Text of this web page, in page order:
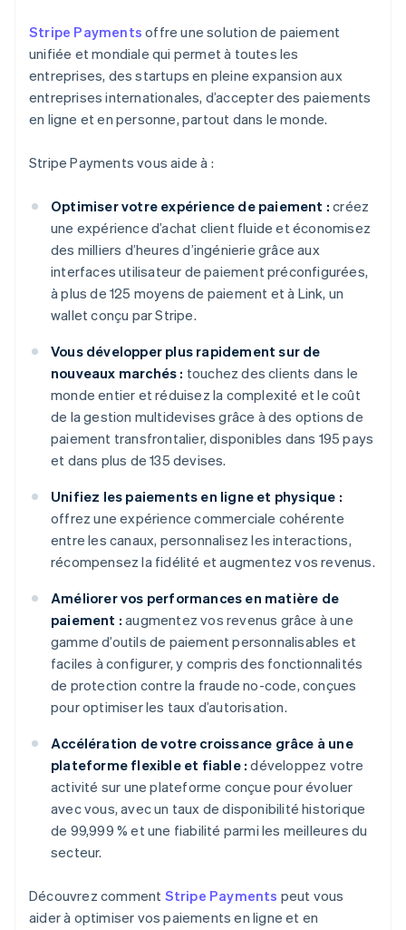
Stripe Payments offre une solution de paiement
unifiée et mondiale qui permet à toutes les
entreprises, des startups en pleine expansion aux
entreprises internationales, d’accepter des paiements
en ligne et en personne, partout dans le monde.
Stripe Payments vous aide à :
Optimiser votre expérience de paiement : créez
une expérience d’achat client fluide et économisez
des milliers d’heures d’ingénierie grâce aux
interfaces utilisateur de paiement préconfigurées,
à plus de 125 moyens de paiement et à Link, un
wallet conçu par Stripe.
Vous développer plus rapidement sur de
nouveaux marchés : touchez des clients dans le
monde entier et réduisez la complexité et le coût
de la gestion multidevises grâce à des options de
paiement transfrontalier, disponibles dans 195 pays
et dans plus de 135 devises.
Unifiez les paiements en ligne et physique :
offrez une expérience commerciale cohérente
entre les canaux, personnalisez les interactions,
récompensez la fidélité et augmentez vos revenus.
Améliorer vos performances en matière de
paiement : augmentez vos revenus grâce à une
gamme d’outils de paiement personnalisables et
faciles à configurer, y compris des fonctionnalités
de protection contre la fraude no-code, conçues
pour optimiser les taux d’autorisation.
Accélération de votre croissance grâce à une
plateforme flexible et fiable : développez votre
activité sur une plateforme conçue pour évoluer
avec vous, avec un taux de disponibilité historique
de 99,999 % et une fiabilité parmi les meilleures du
secteur.
Découvrez comment Stripe Payments peut vous
aider à optimiser vos paiements en ligne et en